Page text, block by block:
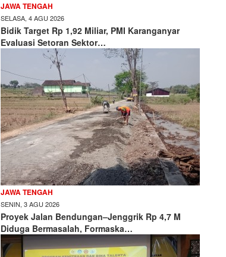
JAWA TENGAH
SELASA, 4 AGU 2026
Bidik Target Rp 1,92 Miliar, PMI Karanganyar
Evaluasi Setoran Sektor…
JAWA TENGAH
SENIN, 3 AGU 2026
Proyek Jalan Bendungan–Jenggrik Rp 4,7 M
Diduga Bermasalah, Formaska…